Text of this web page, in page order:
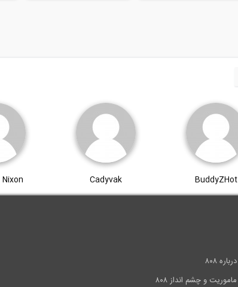
BuddyZHot
Cadyvak
درباره ۸۰۸
ماموریت و چشم انداز ۸۰۸